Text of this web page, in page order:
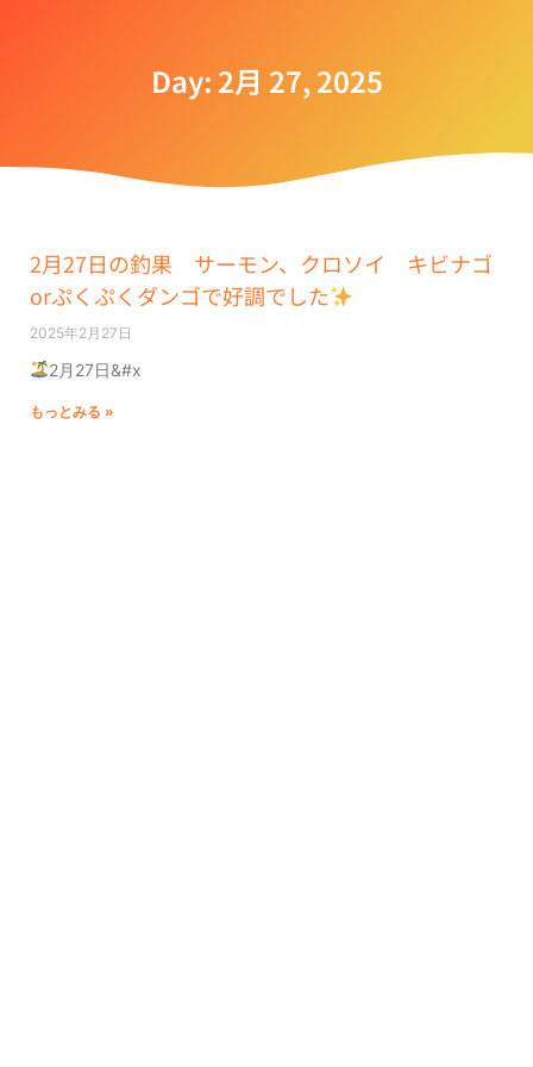
Day: 2月 27, 2025
2月27日の釣果 サーモン、クロソイ キビナゴ
orぷくぷくダンゴで好調でした
2025年2月27日
2月27日&#x
もっとみる »